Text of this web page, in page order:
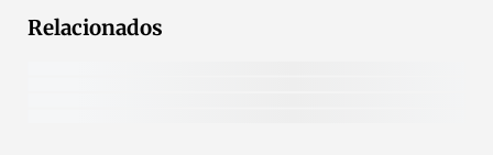
Relacionados